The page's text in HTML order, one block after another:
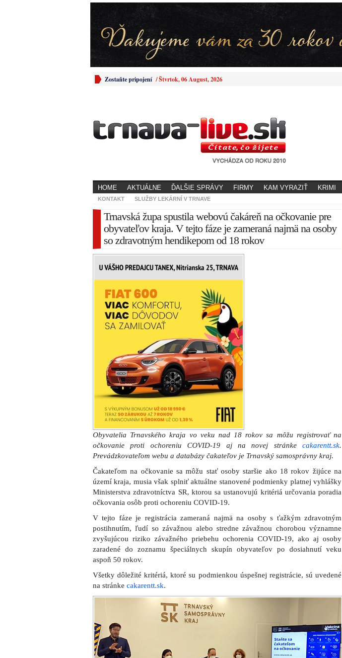
Zostaňte pripojení /Štvrtok, 06 August, 2026
HOME AKTUÁLNE ĎALŠIE SPRÁVY FIRMY KAM VYRAZIŤ KRIMI
KONTAKT SLUŽBY LEKÁRNÍ V TRNAVE
Trnavská župa spustila webovú čakáreň na očkovanie pre
obyvateľov kraja. V tejto fáze je zameraná najmä na osoby
so zdravotným hendikepom od 18 rokov
Obyvatelia Trnavského kraja vo veku nad 18 rokov sa môžu registrovať na
očkovanie proti ochoreniu COVID-19 aj na novej stránke cakarentt.sk.
Prevádzkovateľom webu a databázy čakateľov je Trnavský samosprávny kraj.
Čakateľom na očkovanie sa môžu stať osoby staršie ako 18 rokov žijúce na
území kraja, musia však splniť aktuálne stanovené podmienky platnej vyhlášky
Ministerstva zdravotníctva SR, ktorou sa ustanovujú kritériá určovania poradia
očkovania osôb proti ochoreniu COVID-19.
V tejto fáze je registrácia zameraná najmä na osoby s ťažkým zdravotným
postihnutím, ľudí so závažnou alebo stredne závažnou chorobou významne
zvyšujúcou riziko závažného priebehu ochorenia COVID-19, ako aj osoby
zaradené do zoznamu špeciálnych skupín obyvateľov po dosiahnutí veku
aspoň 50 rokov.
Všetky dôležité kritériá, ktoré su podmienkou úspešnej registrácie, sú uvedené
na stránke cakarentt.sk.